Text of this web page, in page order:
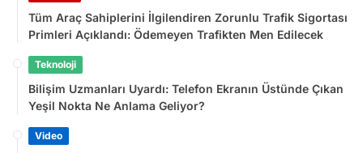
Tüm Araç Sahiplerini İlgilendiren Zorunlu Trafik Sigortası
Primleri Açıklandı: Ödemeyen Trafikten Men Edilecek
Teknoloji
Bilişim Uzmanları Uyardı: Telefon Ekranın Üstünde Çıkan
Yeşil Nokta Ne Anlama Geliyor?
Video